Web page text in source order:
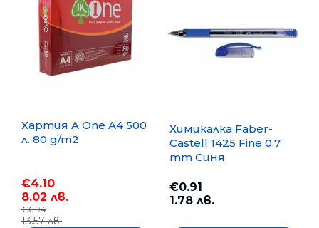
Хартия A One A4 500
л. 80 g/m2
€4.10
8.02 лв.
€6.94
13.57 лв.
Химикалка Faber-
Castell 1425 Fine 0.7
mm Синя
€0.91
1.78 лв.